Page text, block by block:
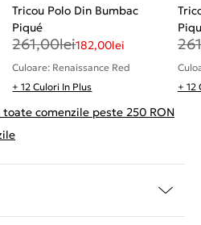
Tricou Polo Din Bumbac
Piqué
261,00lei182,00lei
Culoare: Renaissance Red
+ 12 Culori In Plus
+ 12
comenzile peste 250 RON